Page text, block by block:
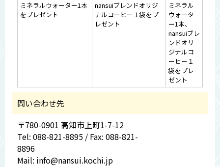
ミネラルウォーター1本
をプレゼント
nansuiブレンドオリジ
ナルコーヒー１袋をプ
レゼント
ミネラル
ウォータ
ー1本、
nansuiブレ
ンドオリ
ジナルコ
ーヒー１
袋をプレ
ゼント
問い合わせ先
〒780-0901 高知市上町1-7-12
Tel: 088-821-8895 / Fax: 088-821-
8896
Mail: info@nansui.kochi.jp